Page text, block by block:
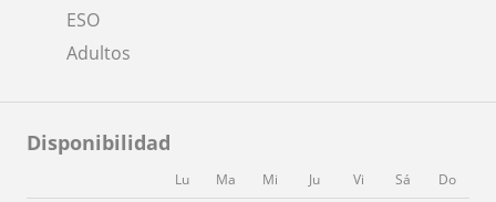
ESO
Adultos
Disponibilidad
Lu Ma Mi Ju Vi Sá Do